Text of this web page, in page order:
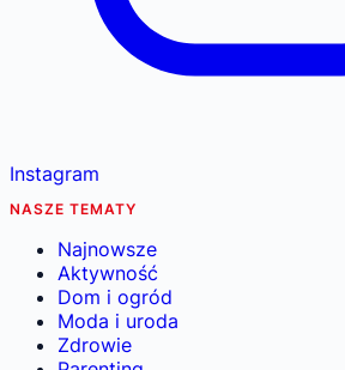
Instagram
NASZE TEMATY
Najnowsze
Aktywność
Dom i ogród
Moda i uroda
Zdrowie